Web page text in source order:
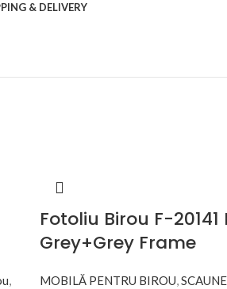
& DELIVERY
,
Fotoliu Birou F-20141
Grey+Grey Frame
MOBILĂ PENTRU BIROU,SCAUNE